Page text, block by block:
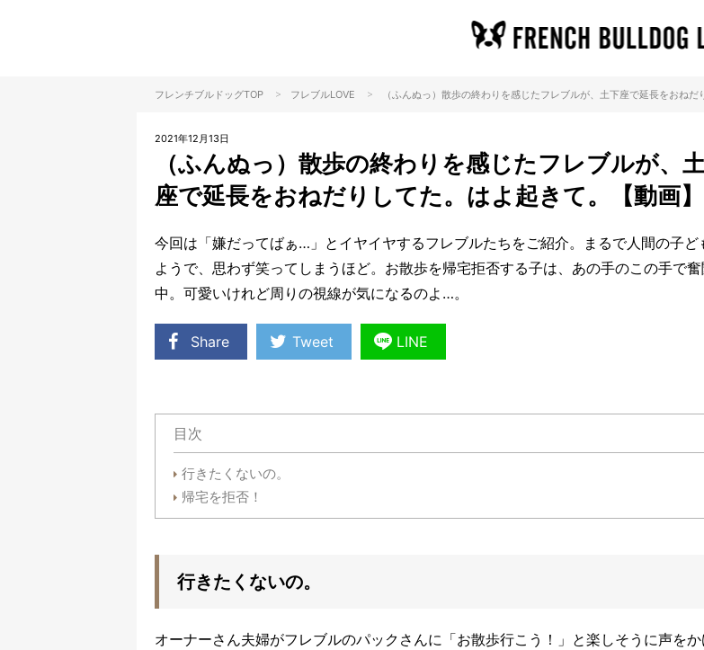
フレンチブルドッグTOP > フレブルLOVE > （ふんぬっ）散歩の終わりを感じたフレブルが、土下座で延長をおねだ
2021年12月13日
（ふんぬっ）散歩の終わりを感じたフレブルが、
座で延長をおねだりしてた。はよ起きて。【動画】
今回は「嫌だってばぁ…」とイヤイヤするフレブルたちをご紹介。まるで人間の子ど
ようで、思わず笑ってしまうほど。お散歩を帰宅拒否する子は、あの手のこの手で奮
中。可愛いけれど周りの視線が気になるのよ…。
Share Tweet LINE
目次
行きたくないの。
帰宅を拒否！
行きたくないの。
オーナーさん夫婦がフレブルのパックさんに「お散歩行こう！」と楽しそうに声をか